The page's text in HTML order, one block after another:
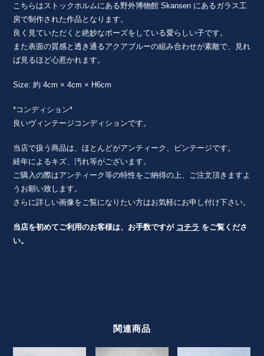
こちらはストックホルムにある野外博物館 Skansen にあるガラス工
房で制作された作品となります。
良く見ていただくと絶妙なポーズをしている愛らしい子です。
また表面の質感と透き通るアクアブルーの組み合わせが素敵で、見れ
ば見るほど心惹かれます。
Size: 約 4cm × 4cm × H6cm
*コンディション*
良いヴィンテージコンディションです。
当店で扱う商品は、ほとんどがアンティーク、ビンテージです。
経年によるキズ、汚れ等がございます。
ご購入の際はアンティーク等の特性をご納得の上、ご注文頂きますよ
うお願い致します。
さらに詳しい画像をご覧になりたい方はお気軽にお申し付け下さい。
当店を初めてご利用のお客様は、お手数ですが コチラ をご覧くださ
い。
関連商品